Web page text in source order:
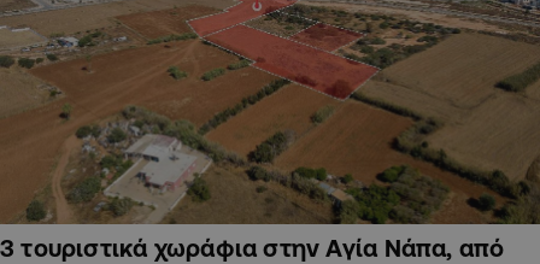
3 τουριστικά χωράφια στην Αγία Νάπα, από